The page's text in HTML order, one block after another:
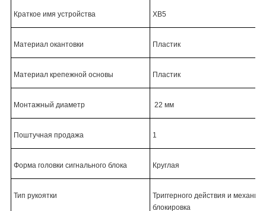
Краткое имя устройства XB5
Материал окантовки Пластик
Материал крепежной основы Пластик
Монтажный диаметр 22 мм
Поштучная продажа 1
Форма головки сигнального блока Круглая
Тип рукоятки
Триггерного действия и
блокировка